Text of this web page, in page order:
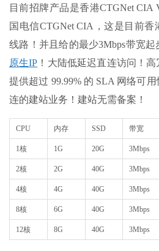
目前招牌产品是香港CTGNet CIA
国电信CTGNet CIA，这是目前
线路！并且给的最少3Mbps带宽
原生IP ！大陆低延迟直连访问！
提供超过 99.99% 的 SLA 网络可
连的建站业务！建站无需备案！
CPU 内存 SSD 带宽
1核 1G 20G 3Mbps
2核 2G 40G 3Mbps
4核 4G 40G 3Mbps
8核 6G 40G 3Mbps
12核 8G 40G 3Mbps